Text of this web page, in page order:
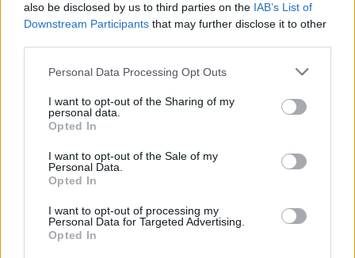
also be disclosed by us to third parties on the IAB’s List of
Downstream Participants that may further disclose it to other
Please note that this website/app uses one or more Google
not limited to your visit or usage behaviour. You may click to
grant or deny consent to Google and its third-party tags to
use your data for below specified purposes in below Google
consent section.
Personal Data Processing Opt Outs
I want to opt-out of the Sharing of my
personal data.
Opted In
I want to opt-out of the Sale of my
Personal Data.
Opted In
I want to opt-out of processing my
Personal Data for Targeted Advertising.
Opted In